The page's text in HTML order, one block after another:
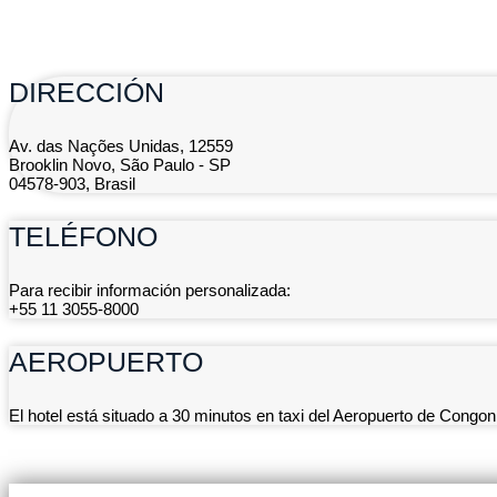
DIRECCIÓN
Av. das Nações Unidas, 12559
Brooklin Novo, São Paulo - SP
04578-903, Brasil
TELÉFONO
Para recibir información personalizada:
+55 11 3055-8000
AEROPUERTO
El hotel está situado a 30 minutos en taxi del Aeropuerto de